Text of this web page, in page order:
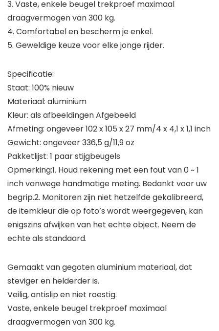
3. Vaste, enkele beugel trekproef maximaal
draagvermogen van 300 kg.
4. Comfortabel en bescherm je enkel.
5. Geweldige keuze voor elke jonge rijder.
Specificatie:
Staat: 100% nieuw
Materiaal: aluminium
Kleur: als afbeeldingen Afgebeeld
Afmeting: ongeveer 102 x 105 x 27 mm/4 x 4,1 x 1,1 inch
Gewicht: ongeveer 336,5 g/11,9 oz
Pakketlijst: 1 paar stijgbeugels
Opmerking:1. Houd rekening met een fout van 0 ~ 1
inch vanwege handmatige meting. Bedankt voor uw
begrip.2. Monitoren zijn niet hetzelfde gekalibreerd,
de itemkleur die op foto’s wordt weergegeven, kan
enigszins afwijken van het echte object. Neem de
echte als standaard.
Gemaakt van gegoten aluminium materiaal, dat
steviger en helderder is.
Veilig, antislip en niet roestig.
Vaste, enkele beugel trekproef maximaal
draagvermogen van 300 kg.